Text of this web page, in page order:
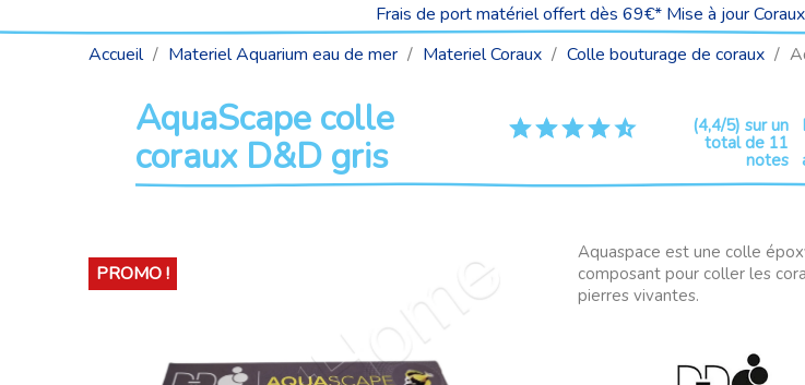
Frais de port matériel offert dès 69€* Mise à jour
Accueil
Materiel Aquarium eau de mer Materiel Coraux Colle bouturage de coraux
AquaScape colle
coraux D&D gris
(4,4/5) sur un
total de 11
notes
PROMO !
Aquaspace est une colle
composant pour coller les
pierres vivantes.